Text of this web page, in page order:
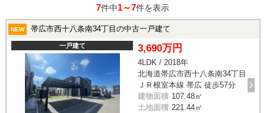
7件中1～7件を表示
NEW 帯広市西十八条南34丁目の中古一戸建て
一戸建て 3,690万円
4LDK / 2018年
北海道帯広市西十八条南34丁目
ＪＲ根室本線 帯広 徒歩57分
建物面積 107.48㎡
土地面積 221.44㎡